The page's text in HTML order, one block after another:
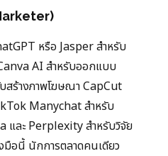
หรือ Jasper สำหรับ
AI สำหรับออกแบบ
ร้างภาพโฆษณา CapCut
Manychat สำหรับ
ละ Perplexity สำหรับวิจัย
มือนี้ นักการตลาดคนเดียว